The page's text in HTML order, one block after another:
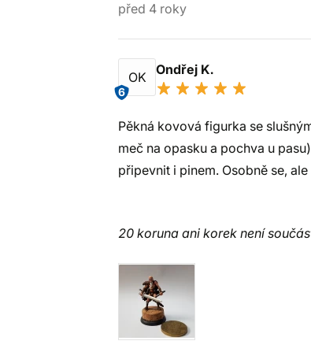
před 4 roky
OK
6
Ondřej K.
Pěkná kovová figurka se
meč na opasku a pochva u
připevnit i pinem. Osobně se,
20 koruna ani korek není